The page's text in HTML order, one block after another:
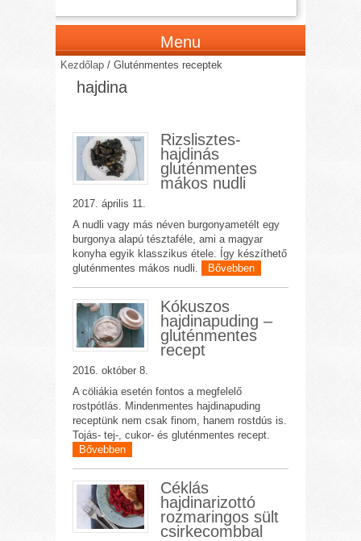
Menu
Kezdőlap /Gluténmentes receptek
hajdina
Rizslisztes-
hajdinás
gluténmentes
mákos nudli
2017. április 11.
A nudli vagy más néven burgonyametélt egy
burgonya alapú tésztaféle, ami a magyar
konyha egyik klasszikus étele. Így készíthető
gluténmentes mákos nudli.
Bővebben
Kókuszos
hajdinapuding –
gluténmentes
recept
2016. október 8.
A cöliákia esetén fontos a megfelelő
rostpótlás. Mindenmentes hajdinapuding
receptünk nem csak finom, hanem rostdús is.
Tojás- tej-, cukor- és gluténmentes recept.
Bővebben
Céklás
hajdinarizottó
rozmaringos sült
csirkecombbal